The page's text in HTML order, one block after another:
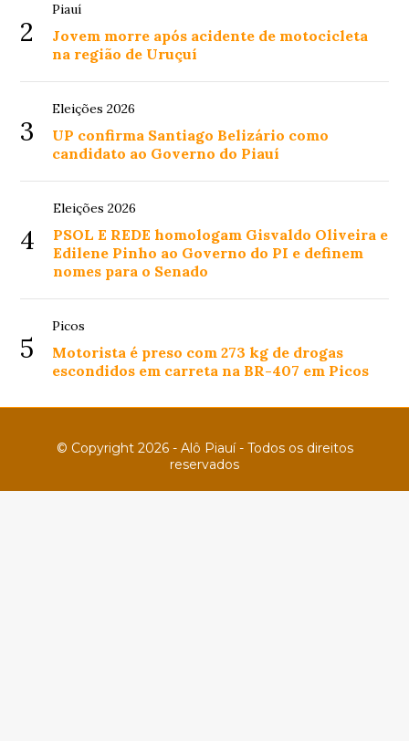
2
Piauí
Jovem morre após acidente de motocicleta
na região de Uruçuí
3
Eleições 2026
UP confirma Santiago Belizário como
candidato ao Governo do Piauí
4
Eleições 2026
PSOL E REDE homologam Gisvaldo Oliveira e
Edilene Pinho ao Governo do PI e definem
nomes para o Senado
5
Picos
Motorista é preso com 273 kg de drogas
escondidos em carreta na BR-407 em Picos
© Copyright 2026 - Alô Piauí - Todos os direitos
reservados